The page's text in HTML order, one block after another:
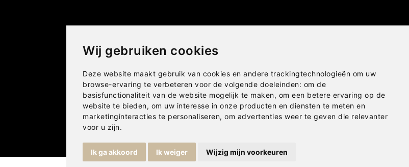
Wij gebruiken cookies
Deze website maakt gebruik van cookies en andere trackingtechnologieën om uw
browse-ervaring te verbeteren voor de volgende doeleinden: om de
basisfunctionaliteit van de website mogelijk te maken, om een betere ervaring op de
website te bieden, om uw interesse in onze producten en diensten te meten en
marketinginteracties te personaliseren, om advertenties weer te geven die relevanter
voor u zijn.
Ik ga akkoord Ik weiger Wijzig mijn voorkeuren